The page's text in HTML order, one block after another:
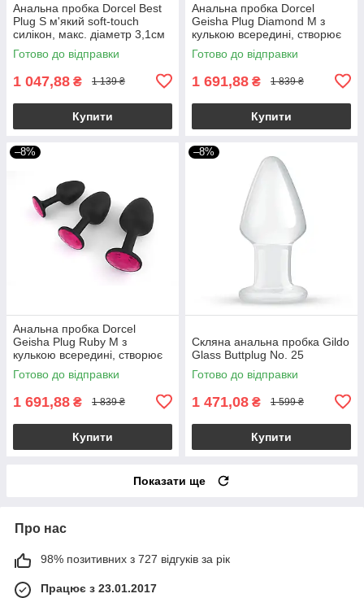
Анальна пробка Dorcel Best
Plug S м'який soft-touch
силікон, макс. діаметр 3,1см
Готово до відправки
1 047,88 ₴ 1 139 ₴
Купити
Анальна пробка Dorcel
Geisha Plug Diamond M з
кулькою всередині, створює
вібрації, макс. діам. 3,2см
Готово до відправки
1 691,88 ₴ 1 839 ₴
Купити
–8%
Анальна пробка Dorcel
Geisha Plug Ruby M з
кулькою всередині, створює
вібрації, макс. діаметр 3,2см
Готово до відправки
1 691,88 ₴ 1 839 ₴
Купити
–8%
Скляна анальна пробка Gildo
Glass Buttplug No. 25
Готово до відправки
1 471,08 ₴ 1 599 ₴
Купити
Показати ще
Про нас
98% позитивних з 727 відгуків за рік
Працює з 23.01.2017